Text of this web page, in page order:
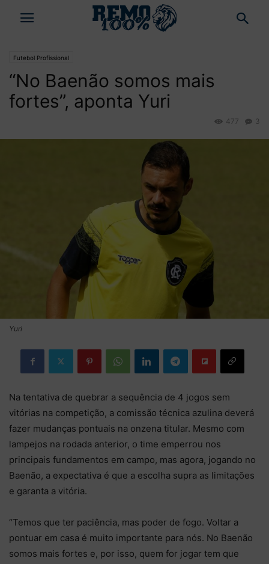
Futebol Profissional
“No Baenão somos mais
fortes”, aponta Yuri
3
477
Yuri
Na tentativa de quebrar a sequência de 4 jogos sem
vitórias na competição, a comissão técnica azulina deverá
fazer mudanças pontuais na onzena titular. Mesmo com
lampejos na rodada anterior, o time emperrou nos
principais fundamentos em campo, mas agora, jogando no
Baenão, a expectativa é que a escolha supra as limitações
e garanta a vitória.
“Temos que ter paciência, mas poder de fogo. Voltar a
pontuar em casa é muito importante para nós. No Baenão
somos mais fortes e, por isso, quem for jogar tem que